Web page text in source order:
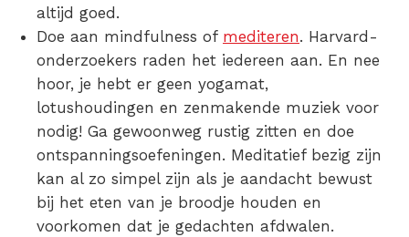
altijd goed.
Doe aan mindfulness of mediteren. Harvard-
onderzoekers raden het iedereen aan. En nee
hoor, je hebt er geen yogamat,
lotushoudingen en zenmakende muziek voor
nodig! Ga gewoonweg rustig zitten en doe
ontspanningsoefeningen. Meditatief bezig zijn
kan al zo simpel zijn als je aandacht bewust
bij het eten van je broodje houden en
voorkomen dat je gedachten afdwalen.